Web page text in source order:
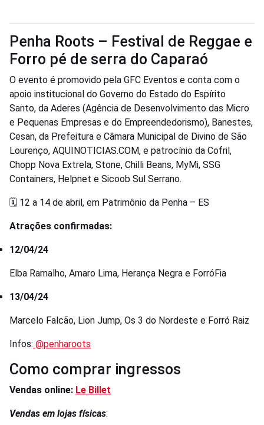
Penha Roots – Festival de Reggae e
Forro pé de serra do Caparaó
O evento é promovido pela GFC Eventos e conta com o
apoio institucional do Governo do Estado do Espírito
Santo, da Aderes (Agência de Desenvolvimento das Micro
e Pequenas Empresas e do Empreendedorismo), Banestes,
Cesan, da Prefeitura e Câmara Municipal de Divino de São
Lourenço, AQUINOTICIAS.COM, e patrocínio da Cofril,
Chopp Nova Extrela, Stone, Chilli Beans, MyMi, SSG
Containers, Helpnet e Sicoob Sul Serrano.
🗓 12 a 14 de abril, em Patrimônio da Penha – ES
Atrações confirmadas:
12/04/24
Elba Ramalho, Amaro Lima, Herança Negra e ForróFia
13/04/24
Marcelo Falcão, Lion Jump, Os 3 do Nordeste e Forró Raiz
Infos: @penharoots
Como comprar ingressos
Vendas online: Le Billet
Vendas em lojas físicas: